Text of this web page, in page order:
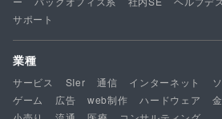
サポート
業種
サービス SIer 通信 インターネット
ゲーム
広告 web制作 ハードウェア